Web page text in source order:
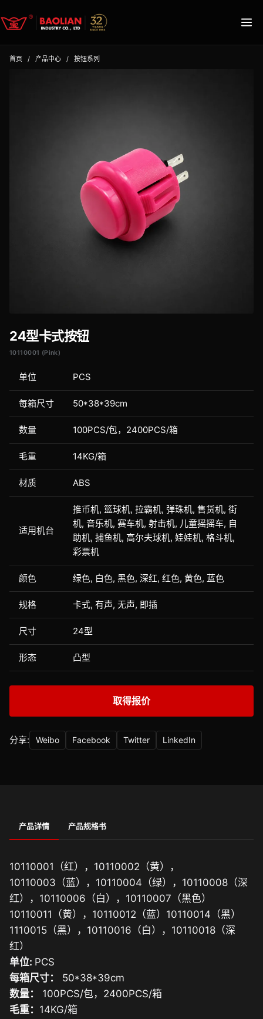
首页 / 产品中心 / 按钮系列
24型卡式按钮
10110001 (Pink)
单位 PCS
每箱尺寸 50*38*39cm
数量 100PCS/包，2400PCS/箱
毛重 14KG/箱
材质 ABS
适用机台
推币机, 篮球机, 拉霸机, 弹珠机, 售货机, 街
机, 音乐机, 赛车机, 射击机, 儿童摇摇车, 自
助机, 捕鱼机, 高尔夫球机, 娃娃机, 格斗机,
彩票机
颜色 绿色, 白色, 黑色, 深红, 红色, 黄色, 蓝色
规格 卡式, 有声, 无声, 即插
尺寸 24型
形态 凸型
取得报价
分享: Weibo Facebook Twitter LinkedIn
产品详情 产品规格书
10110001（红），10110002（黄），
10110003（蓝），10110004（绿），10110008（深
红），10110006（白），10110007（黑色）
10110011（黄），10110012（蓝）10110014（黑）
1110015（黑），10110016（白），10110018（深
红）
单位: PCS
每箱尺寸：
50*38*39cm
数量：
100PCS/包，2400PCS/箱
毛重： 14KG/箱